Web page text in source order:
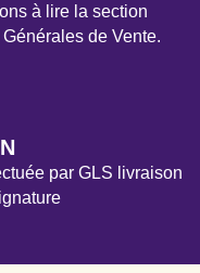
à lire la section
de Vente.
par GLS livraison